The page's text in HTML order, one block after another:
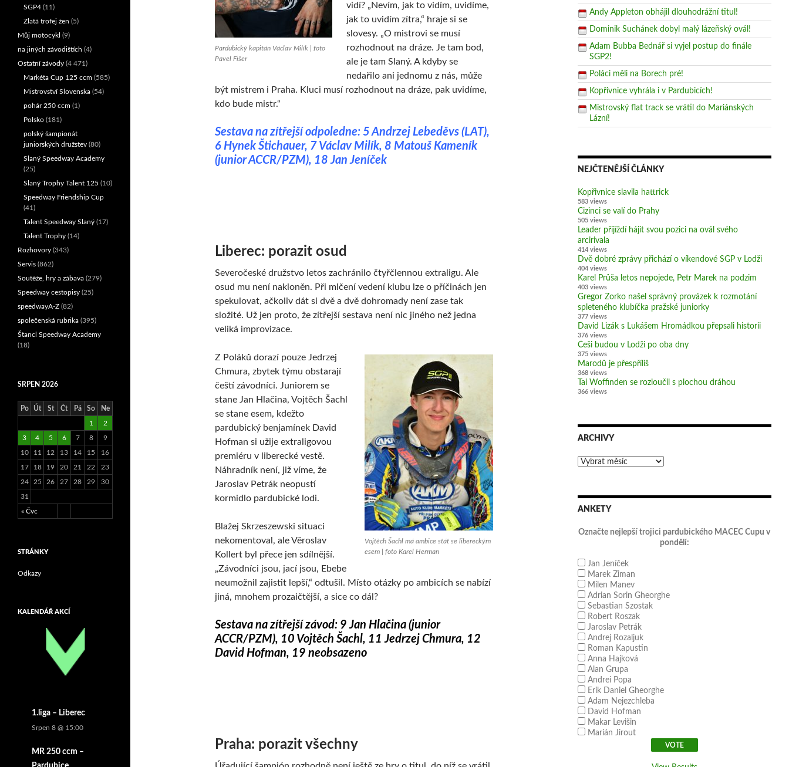
Pardubický kapitán Václav Milík | foto
Pavel Fišer
vidí? „Nevím, jak to vidím, uvidíme,
jak to uvidím zítra,“ hraje si se
slovesy. „O mistrovi se musí
rozhodnout na dráze. Je tam bod,
ale je tam Slaný. A kdyby se
nedařilo ani jednomu z nás, může
být mistrem i Praha. Kluci musí rozhodnout na dráze, pak uvidíme,
kdo bude mistr.“
Sestava na zítřejší odpoledne: 5 Andrzej Lebeděvs (LAT),
6 Hynek Štichauer, 7 Václav Milík, 8 Matouš Kameník
(junior ACCR/PZM), 18 Jan Jeníček
Liberec: porazit osud
Severočeské družstvo letos zachránilo čtyřčlennou extraligu. Ale
osud mu není nakloněn. Při mlčení vedení klubu lze o příčinách jen
spekulovat, ačkoliv dát si dvě a dvě dohromady není zase tak
složité. Už jen proto, že zítřejší sestava není nic jiného než jedna
veliká improvizace.
Vojtěch Šachl má ambice stát se libereckým
esem | foto Karel Herman
Z Poláků dorazí pouze Jedrzej
Chmura, zbytek týmu obstarají
čeští závodníci. Juniorem se
stane Jan Hlačina, Vojtěch Šachl
se stane esem, kdežto
pardubický benjamínek David
Hofman si užije extraligovou
premiéru v liberecké vestě.
Náhradník není, již víme, že
Jaroslav Petrák neopustí
kormidlo pardubické lodi.
Blažej Skrzeszewski situaci
nekomentoval, ale Věroslav
Kollert byl přece jen sdílnější.
„Závodníci jsou, jací jsou, Ebebe
neumožnil zajistit lepší,“ odtušil. Místo otázky po ambicích se nabízí
jiná, mnohem prozaičtější, a sice co dál?
Sestava na zítřejší závod: 9 Jan Hlačina (junior
ACCR/PZM), 10 Vojtěch Šachl, 11 Jedrzej Chmura, 12
David Hofman, 19 neobsazeno
Praha: porazit všechny
Andy Appleton obhájil dlouhodrážní titul!
Dominik Suchánek dobyl malý lázeňský ovál!
Adam Bubba Bednář si vyjel postup do finále
SGP2!
Poláci měli na Borech pré!
Kopřivnice vyhrála i v Pardubicích!
Mistrovský flat track se vrátil do Mariánských
Lázní!
NEJČTENĚJŠÍ ČLÁNKY
Kopřivnice slavila hattrick
583 views
Cizinci se valí do Prahy
505 views
Leader přijíždí hájit svou pozici na ovál svého
arcirivala
414 views
Dvě dobré zprávy přichází o víkendové SGP v Lodži
404 views
Karel Průša letos nepojede, Petr Marek na podzim
403 views
Gregor Zorko našel správný provázek k rozmotání
spleteného klubíčka pražské juniorky
377 views
David Lizák s Lukášem Hromádkou přepsali historii
376 views
Češi budou v Lodži po oba dny
375 views
Marodů je přespříliš
368 views
Tai Woffinden se rozloučil s plochou dráhou
366 views
ARCHIVY
Archivy
ANKETY
Označte nejlepší trojici pardubického MACEC Cupu v
pondělí:
Jan Jeníček
Marek Ziman
Milen Manev
Adrian Sorin Gheorghe
Sebastian Szostak
Robert Roszak
Jaroslav Petrák
Andrej Rozaljuk
Roman Kapustin
Anna Hajková
Alan Grupa
Andrei Popa
Erik Daniel Gheorghe
Adam Nejezchleba
David Hofman
Makar Levišin
Marián Jirout
SGP4 (11)
Zlatá trofej žen (5)
Můj motocykl (9)
na jiných závodištích (4)
Ostatní závody (4 471)
Markéta Cup 125 ccm (585)
Mistrovství Slovenska (54)
pohár 250 ccm (1)
Polsko (181)
polský šampionát
juniorských družstev (80)
Slaný Speedway Academy
(25)
Slaný Trophy Talent 125 (10)
Speedway Friendship Cup
(41)
Talent Speedway Slaný (17)
Talent Trophy (14)
Rozhovory (343)
Servis (862)
Soutěže, hry a zábava (279)
Speedway cestopisy (25)
speedwayA-Z (82)
společenská rubrika (395)
Štancl Speedway Academy
(18)
SRPEN 2026
Po Út St Čt Pá So Ne
« Čvc
1 2
3 4 5 6 7 8 9
10 11 12 13 14 15 16
17 18 19 20 21 22 23
24 25 26 27 28 29 30
31
STRÁNKY
Odkazy
KALENDÁŘ AKCÍ
1.liga – Liberec
Srpen 8 @ 15:00
MR 250 ccm –